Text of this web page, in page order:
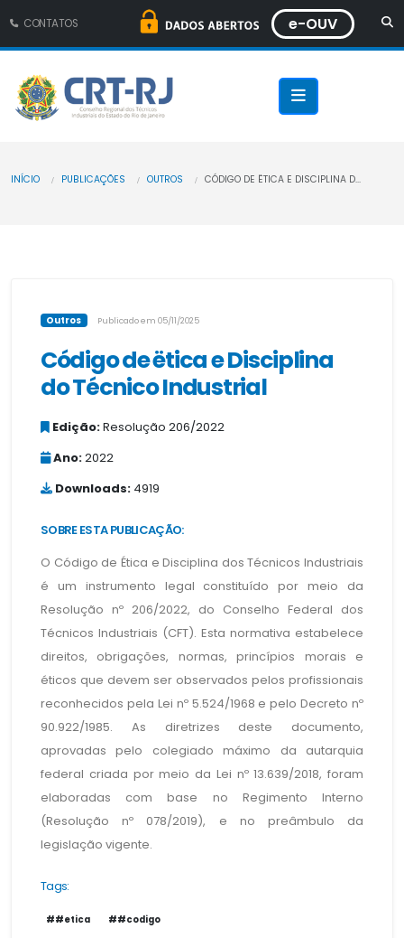
CONTATOS e-OUV
INÍCIO PUBLICAÇÕES OUTROS CÓDIGO DE ËTICA E DISCIPLINA D...
Outros Publicado em 05/11/2025
Código de ëtica e Disciplina
do Técnico Industrial
Edição:Resolução 206/2022
Ano:2022
Downloads: 4919
SOBRE ESTA PUBLICAÇÃO:
O Código de Ética e Disciplina dos Técnicos Industriais
é um instrumento legal constituído por meio da
Resolução nº 206/2022, do Conselho Federal dos
Técnicos Industriais (CFT). Esta normativa estabelece
direitos, obrigações, normas, princípios morais e
éticos que devem ser observados pelos profissionais
reconhecidos pela Lei nº 5.524/1968 e pelo Decreto nº
90.922/1985. As diretrizes deste documento,
aprovadas pelo colegiado máximo da autarquia
federal criada por meio da Lei nº 13.639/2018, foram
elaboradas com base no Regimento Interno
(Resolução nº 078/2019), e no preâmbulo da
legislação vigente.
Tags:
##etica ##codigo